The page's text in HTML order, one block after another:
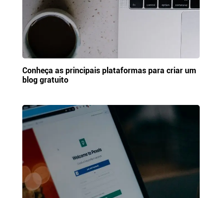
Conheça as principais plataformas para criar um
blog gratuito